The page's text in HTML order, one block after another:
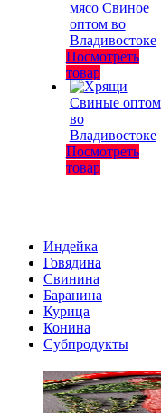
Посмотреть
товар
Посмотреть
товар
Индейка
Говядина
Свинина
Баранина
Курица
Конина
Субпродукты